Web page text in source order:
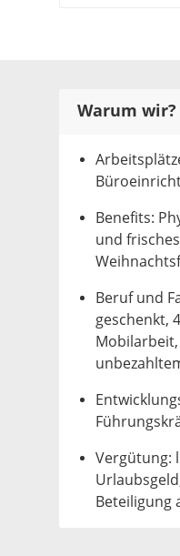
Warum wir?
Benefits:
und
Beruf und
geschenkt,
Vergütung:
Beteiligung